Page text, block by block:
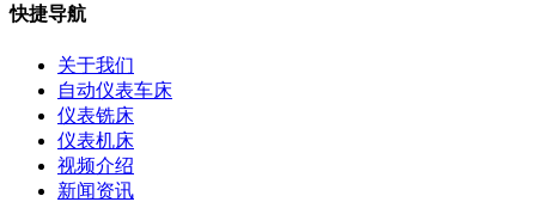
快捷导航
关于我们
自动仪表车床
仪表铣床
仪表机床
视频介绍
新闻资讯